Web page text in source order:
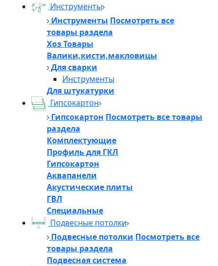
Инструменты
Инструменты Посмотреть все
товары раздела
Хоз Товары
Валики,кисти,макловицы
Для сварки
Инструменты
Для штукатурки
Гипсокартон
Гипсокартон Посмотреть все товары
раздела
Комплектующие
Профиль для ГКЛ
Гипсокартон
Аквапанели
Акустические плиты
ГВЛ
Специальные
Подвесные потолки
Подвесные потолки Посмотреть все
товары раздела
Подвесная система